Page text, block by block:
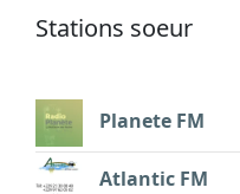
Stations soeur
Planete FM
Atlantic FM